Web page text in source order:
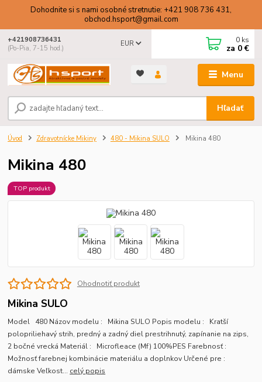
Dohodnite si s nami osobné stretnutie: +421 908 736 431,
obchod.hsport@gmail.com
Menu
EUR
Hľadať
+421908736431
(Po-Pia, 7-15 hod.)
0 ks
za 0 €
Úvod Zdravotnícke Mikiny 480 - Mikina SULO Mikina 480
Mikina 480
TOP produkt
Ohodnotiť produkt
Mikina SULO
Model 480 Názov modelu : Mikina SULO Popis modelu : Kratší
polopriliehavý strih, predný a zadný diel prestrihnutý, zapínanie na zips,
2 bočné vrecká Materiál : Microfleace (Mf) 100%PES Farebnosť :
Možnosť farebnej kombinácie materiálu a doplnkov Určené pre :
dámske Veľkost... celý popis